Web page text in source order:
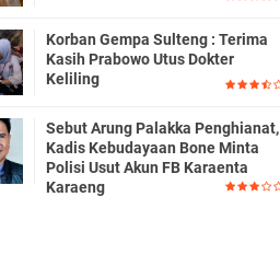
Korban Gempa Sulteng : Terima
Kasih Prabowo Utus Dokter
Keliling
Sebut Arung Palakka Penghianat,
Kadis Kebudayaan Bone Minta
Polisi Usut Akun FB Karaenta
Karaeng